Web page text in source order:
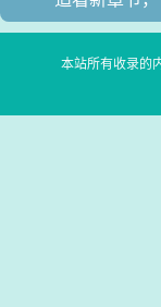
本站所有收录的